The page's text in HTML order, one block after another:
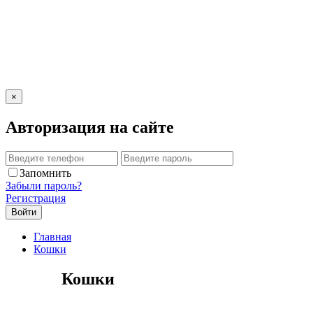
×
Авторизация на сайте
Запомнить
Забыли пароль?
Регистрация
Главная
Кошки
Кошки